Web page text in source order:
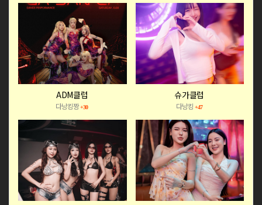
ADM클럽
다낭킹짱+30
슈가클럽
다낭킹 +47